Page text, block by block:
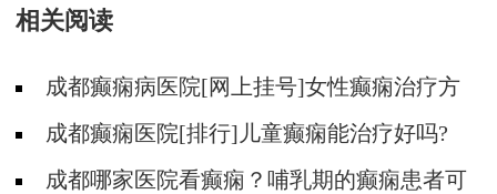
相关阅读
成都癫痫病医院[网上挂号]女性癫痫治疗方
法有哪些?
成都癫痫医院[排行]儿童癫痫能治疗好吗?
成都哪家医院看癫痫？哺乳期的癫痫患者可